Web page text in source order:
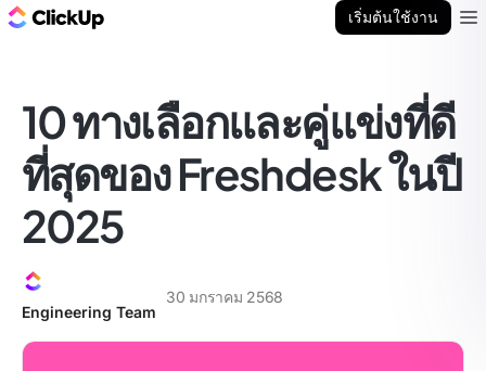
เริ่มต้นใช้งาน
10 ทางเลือกและคู่แข่งที่ดี
ที่สุดของ Freshdesk ในปี
2025
Engineering Team
30 มกราคม 2568